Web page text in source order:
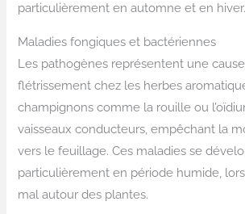
particulièrement en automne et en hiver.
Maladies fongiques et bactériennes
Les pathogènes représentent une
flétrissement chez les herbes
champignons comme la rouille ou
vaisseaux conducteurs, empêchant la
vers le feuillage. Ces maladies se
particulièrement en période humide,
mal autour des plantes.